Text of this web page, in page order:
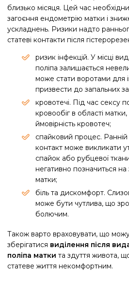
близько місяця. Цей час
загоєння ендометрію матки і
ускладнень. Ризики надто
статеві контакти після
ризик інфекцій. У місці
поліпа залишається
може стати воротами для
призвести до запальних
кровотечі. Під час сексу
кровообіг в області
ймовірність кровотеч;
спайковий процес. Ранній
контакт може викликати
спайок або рубцевої
негативно позначиться на
матки;
біль та дискомфорт.
може бути чутлива, що
болючим.
Також варто враховувати, що
зберігатися виділення після
поліпа матки та здуття живота,
статеве життя некомфортним.